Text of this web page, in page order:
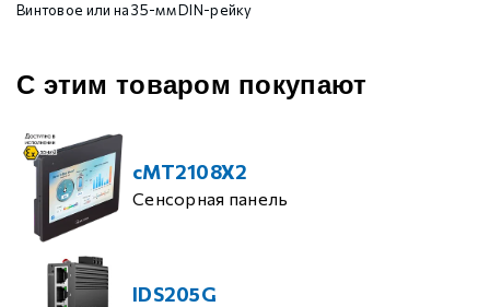
Винтовое или на 35-мм DIN-рейку
С этим товаром покупают
cMT2108X2
Сенсорная панель
IDS205G